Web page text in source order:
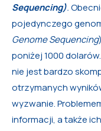
Sequencing).
pojedynczego
Genome Sequencing
poniżej 1000
nie jest bardzo
otrzymanych
wyzwanie.
informacji, a także